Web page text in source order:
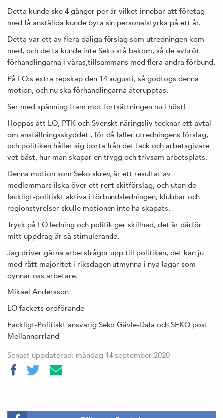
Detta kunde ske 4 gånger per år vilket innebar att företag
med få anställda kunde byta sin personalstyrka på ett år.
Detta var ett av flera dåliga förslag som utredningen kom
med, och detta kunde inte Seko stå bakom, så de avbröt
förhandlingarna i våras,tillsammans med flera andra förbund.
På LO:s extra repskap den 14 augusti, så godtogs denna
motion, och nu ska förhandlingarna återupptas.
Ser med spänning fram mot fortsättningen nu i höst!
Hoppas att LO, PTK och Svenskt näringsliv tecknar ett avtal
om anställningsskyddet , för då faller utredningens förslag,
och politiken håller sig borta från det fack och arbetsgivare
vet bäst, hur man skapar en trygg och trivsam arbetsplats.
Denna motion som Seko skrev, är ett resultat av
medlemmars ilska över ett rent skitförslag, och utan de
fackligt-politiskt aktiva i förbundsledningen, klubbar och
regionstyrelser skulle motionen inte ha skapats.
Tryck på LO ledning och politik ger skillnad, det är därför
mitt uppdrag är så stimulerande.
Jag driver gärna arbetsfrågor upp till politiken, det kan ju
med rätt majoritet i riksdagen utmynna i nya lagar som
gynnar oss arbetare.
Mikael Andersson
LO fackets ordförande
Fackligt-Politiskt ansvarig Seko Gävle-Dala och SEKO post
Mellannorrland
Senast uppdaterad: måndag 14 september 2020